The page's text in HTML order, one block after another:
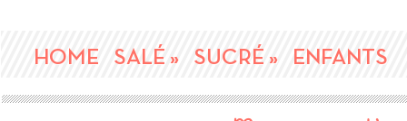
HOME SALÉ » SUCRÉ » ENFANTS